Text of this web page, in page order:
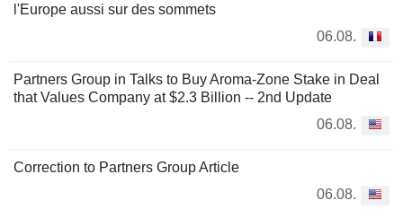
l'Europe aussi sur des sommets
06.08.
Partners Group in Talks to Buy Aroma-Zone Stake in Deal
that Values Company at $2.3 Billion -- 2nd Update
06.08.
Correction to Partners Group Article
06.08.